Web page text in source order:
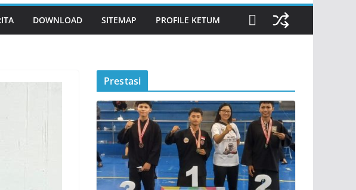
DOWNLOAD SITEMAP PROFILE KETUM
Prestasi